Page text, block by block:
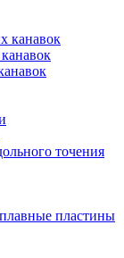
канавок
точения
пластины